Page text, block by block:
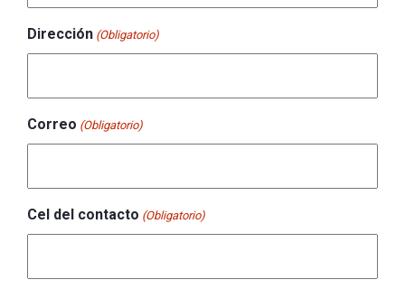
Dirección (Obligatorio)
Correo (Obligatorio)
Cel del contacto (Obligatorio)